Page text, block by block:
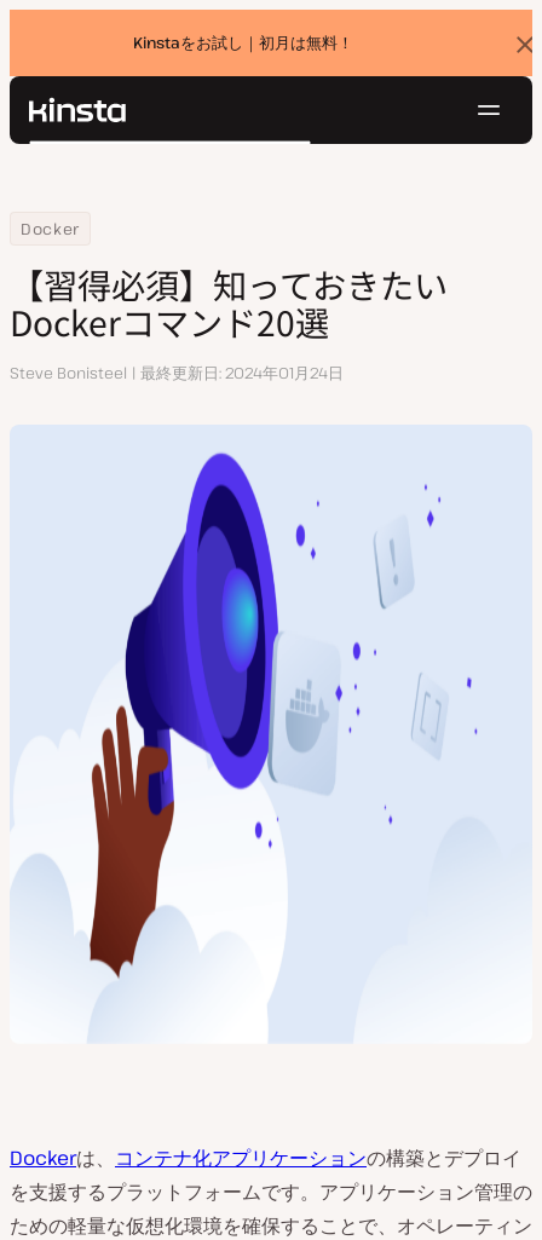
Kinstaをお試し｜初月は無料！
バ
ナ
Kinsta®
お問い合わせ
検
Home
リソースセンター
Docker
【習得必須】知っておきたいDockerコマンド20選
【習得必須】知っておきたい
Dockerコマンド20選
執
Steve Bonisteel 最終更新日 2024年01月24日
Dockerは、 コンテナ化アプリケーションの構築とデプロイ
を支援するプラットフォームです。アプリケーション管理の
ための軽量な仮想化環境を確保することで、オペレーティン